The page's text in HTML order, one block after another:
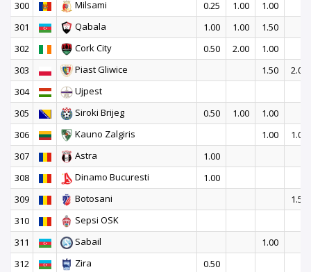
300
Milsami 0.25 1.00
1.00
301
Qabala 1.00 1.00
1.50
302
Cork City 0.50 2.00
1.00
303
Piast Gliwice 1.50
2.00
304
Ujpest
305
Siroki Brijeg 0.50 1.00
1.00
306
Kauno Zalgiris 1.00
1.00
307
Astra
1.00
308
Dinamo Bucuresti
1.00
309
Botosani
1.50
310
Sepsi OSK
311
Sabail
1.00
312
Zira
0.50